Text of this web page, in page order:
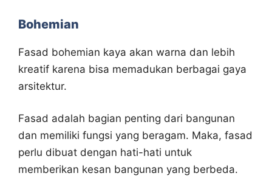
Bohemian
Fasad bohemian kaya akan warna dan lebih
kreatif karena bisa memadukan berbagai gaya
arsitektur.
Fasad adalah bagian penting dari bangunan
dan memiliki fungsi yang beragam. Maka, fasad
perlu dibuat dengan hati-hati untuk
memberikan kesan bangunan yang berbeda.